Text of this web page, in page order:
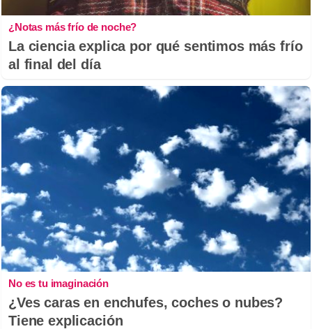
¿Notas más frío de noche?
La ciencia explica por qué sentimos más frío
al final del día
No es tu imaginación
¿Ves caras en enchufes, coches o nubes?
Tiene explicación